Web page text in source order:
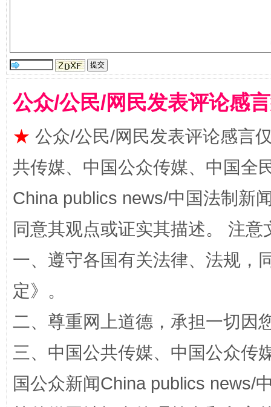
受贿1.44亿！段成刚被判无期 从幼
全民健身五年计划来了！等你上场
公众/公民/网民发表评论感
★ 公众/公民/网民发表评论感言
共传媒、中国公众传媒、中国全
China publics news/中国法制新
同意其观点或证实其描述。 注
一、遵守各国有关法律、法规，
定》。
二、尊重网上道德，承担一切因
三、中国公共传媒、中国公众传
国公众新闻China publics news/